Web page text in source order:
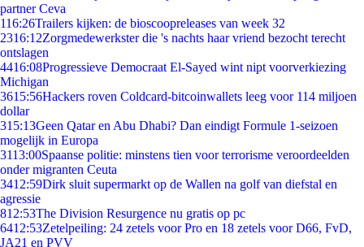
partner Ceva
116:26Trailers kijken: de bioscoopreleases van week 32
2316:12Zorgmedewerkster die 's nachts haar vriend bezocht terecht
ontslagen
4416:08Progressieve Democraat El-Sayed wint nipt voorverkiezing
Michigan
3615:56Hackers roven Coldcard-bitcoinwallets leeg voor 114 miljoen
dollar
315:13Geen Qatar en Abu Dhabi? Dan eindigt Formule 1-seizoen
mogelijk in Europa
3113:00Spaanse politie: minstens tien voor terrorisme veroordeelden
onder migranten Ceuta
3412:59Dirk sluit supermarkt op de Wallen na golf van diefstal en
agressie
812:53The Division Resurgence nu gratis op pc
6412:53Zetelpeiling: 24 zetels voor Pro en 18 zetels voor D66, FvD,
JA21 en PVV